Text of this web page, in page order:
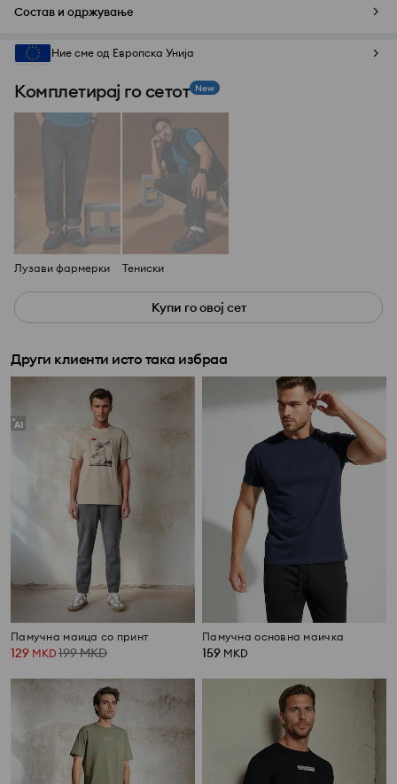
Состав и одржување
Ние сме од Европска Унија
Комплетирај го сетот New
Лузави фармерки Тениски
Купи го овој сет
Други клиенти исто така избраа
Памучна маица со принт
129 MKD 199MKD
Памучна основна маичка
159 MKD